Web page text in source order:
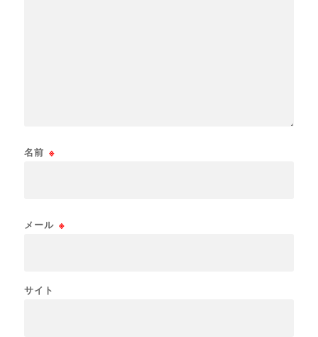
名前 ※
メール ※
サイト